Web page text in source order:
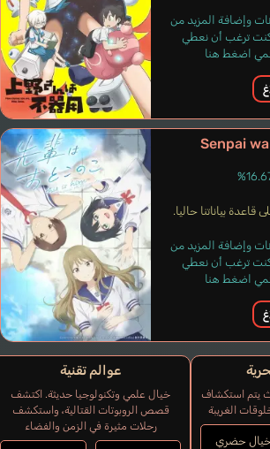
وإضافة المزيد من
كنت ترغب أن نعطي
اضغط هنا
Senpai
قاعدة بياناتنا حاليا.
وإضافة المزيد من
كنت ترغب أن نعطي
اضغط هنا
يتم استكشاف
الغريبة
حضري
عوالم تقنية
خيال علمي وتكنولوجيا حديثة. اكتشف
قصص الروبوتات القتالية، واستكشف
رحلات مثيرة في الزمن والفضاء